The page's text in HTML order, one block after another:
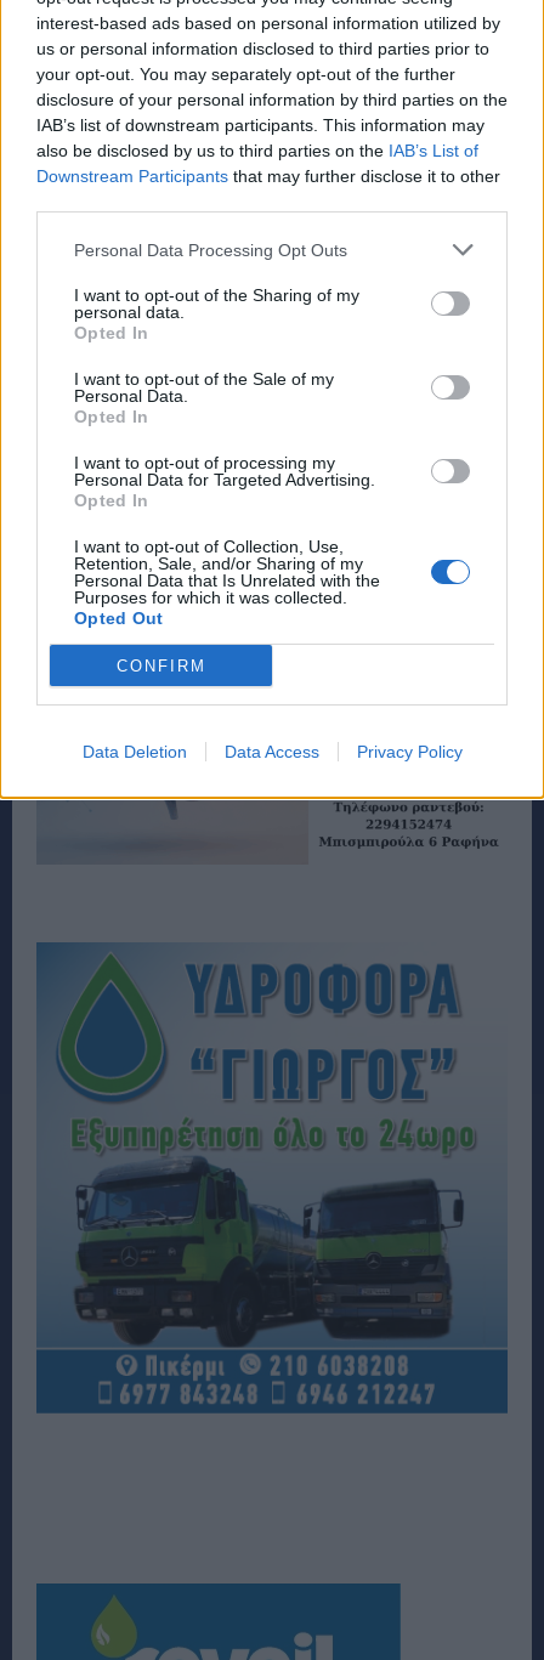
interest-based ads based on personal information utilized by
us or personal information disclosed to third parties prior to
your opt-out. You may separately opt-out of the further
disclosure of your personal information by third parties on the
IAB’s list of downstream participants. This information may
also be disclosed by us to third parties on the IAB’s List of
Downstream Participants that may further disclose it to other
Personal Data Processing Opt Outs
I want to opt-out of the Sharing of my
personal data.
Opted In
I want to opt-out of the Sale of my
Personal Data.
Opted In
I want to opt-out of processing my
Personal Data for Targeted Advertising.
Opted In
I want to opt-out of Collection, Use,
Retention, Sale, and/or Sharing of my
Personal Data that Is Unrelated with the
Purposes for which it was collected.
Opted Out
CONFIRM
Data Deletion Data Access Privacy Policy